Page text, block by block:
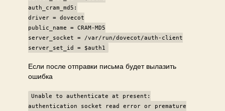
auth_cram_md5:
driver = dovecot
public_name = CRAM-MD5
server_socket = /var/run/dovecot/auth-client
server_set_id = $auth1
Если после отправки письма будет вылазить
ошибка
Unable to authenticate at present:
authentication socket read error or premature